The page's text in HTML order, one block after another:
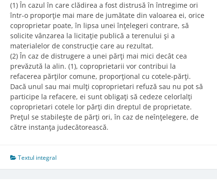
(1) În cazul în care clădirea a fost distrusă în întregime ori
într-o proporţie mai mare de jumătate din valoarea ei, orice
coproprietar poate, în lipsa unei înţelegeri contrare, să
solicite vânzarea la licitaţie publică a terenului şi a
materialelor de construcţie care au rezultat.
(2) În caz de distrugere a unei părţi mai mici decât cea
prevăzută la alin. (1), coproprietarii vor contribui la
refacerea părţilor comune, proporţional cu cotele-părţi.
Dacă unul sau mai mulţi coproprietari refuză sau nu pot să
participe la refacere, ei sunt obligaţi să cedeze celorlalţi
coproprietari cotele lor părţi din dreptul de proprietate.
Preţul se stabileşte de părţi ori, în caz de neînţelegere, de
către instanţa judecătorească.
Textul integral